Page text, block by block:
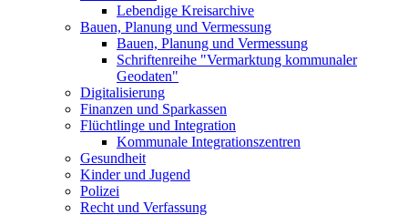
Lebendige Kreisarchive
Bauen, Planung und Vermessung
Bauen, Planung und Vermessung
Schriftenreihe "Vermarktung kommunaler
Geodaten"
Digitalisierung
Finanzen und Sparkassen
Flüchtlinge und Integration
Kommunale Integrationszentren
Gesundheit
Kinder und Jugend
Polizei
Recht und Verfassung